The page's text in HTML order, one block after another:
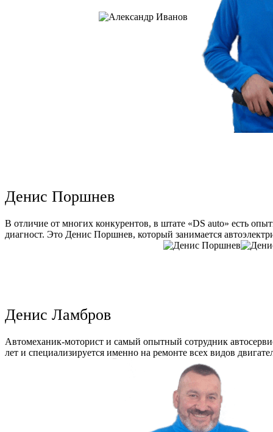
Денис Поршнев
В отличие от многих конкурентов, в штате «DS auto» есть
диагност. Это Денис Поршнев, который занимается
Денис Ламбров
Автомеханик-моторист и самый опытный сотрудник
лет и специализируется именно на ремонте всех видов